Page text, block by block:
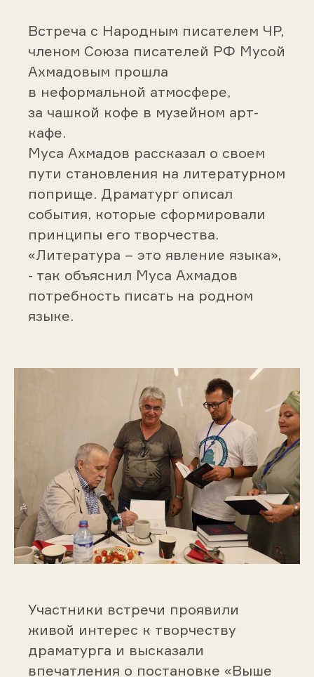
Встреча с Народным писателем ЧР,
членом Союза писателей РФ Мусой
Ахмадовым прошла
в неформальной атмосфере,
за чашкой кофе в музейном арт-
кафе.
Муса Ахмадов рассказал о своем
пути становления на литературном
поприще. Драматург описал
события, которые сформировали
принципы его творчества.
«Литература – это явление языка»,
- так объяснил Муса Ахмадов
потребность писать на родном
языке.
Участники встречи проявили
живой интерес к творчеству
драматурга и высказали
впечатления о постановке «Выше